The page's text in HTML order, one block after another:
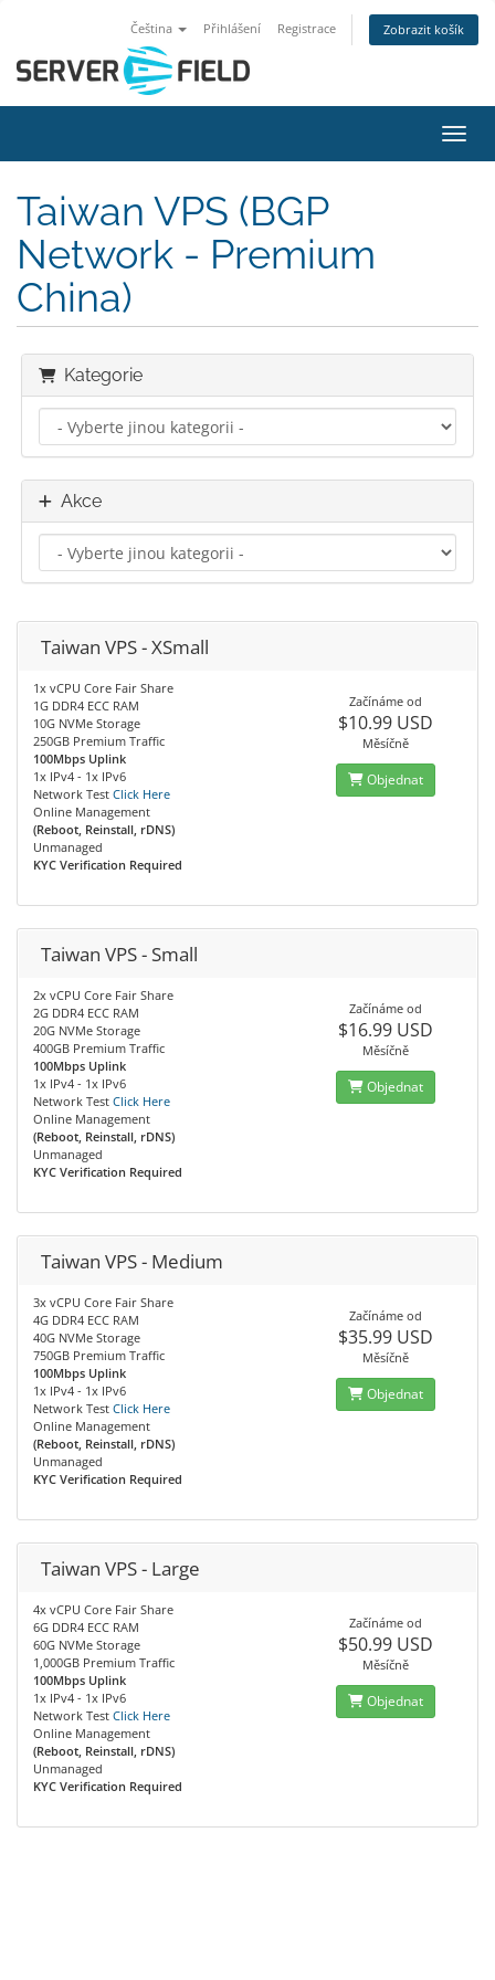
Čeština Přihlášení Registrace Zobrazit košík
Taiwan VPS (BGP
Network - Premium
China)
Kategorie
Akce
Taiwan VPS - XSmall
1x vCPU Core Fair Share
1G DDR4 ECC RAM
10G NVMe Storage
250GB Premium Traffic
100Mbps Uplink
1x IPv4 - 1x IPv6
Network Test Click Here
Online Management
(Reboot, Reinstall, rDNS)
Unmanaged
KYC Verification Required
Začínáme od
$10.99 USD
Měsíčně
Objednat
Taiwan VPS - Small
2x vCPU Core Fair Share
2G DDR4 ECC RAM
20G NVMe Storage
400GB Premium Traffic
100Mbps Uplink
1x IPv4 - 1x IPv6
Network Test Click Here
Online Management
(Reboot, Reinstall, rDNS)
Unmanaged
KYC Verification Required
Začínáme od
$16.99 USD
Měsíčně
Objednat
Taiwan VPS - Medium
3x vCPU Core Fair Share
4G DDR4 ECC RAM
40G NVMe Storage
750GB Premium Traffic
100Mbps Uplink
1x IPv4 - 1x IPv6
Network Test Click Here
Online Management
(Reboot, Reinstall, rDNS)
Unmanaged
KYC Verification Required
Začínáme od
$35.99 USD
Měsíčně
Objednat
Taiwan VPS - Large
4x vCPU Core Fair Share
6G DDR4 ECC RAM
60G NVMe Storage
1,000GB Premium Traffic
100Mbps Uplink
1x IPv4 - 1x IPv6
Network Test Click Here
Online Management
(Reboot, Reinstall, rDNS)
Unmanaged
KYC Verification Required
Začínáme od
$50.99 USD
Měsíčně
Objednat